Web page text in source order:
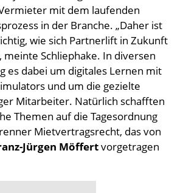
mit dem laufenden
in der Branche. „Daher ist
wie sich Partnerlift in Zukunft
meinte Schliephake. In diversen
es dabei um digitales Lernen mit
und um die gezielte
Mitarbeiter. Natürlich schafften
Themen auf die Tagesordnung
Mietvertragsrecht, das von
Jürgen Möffertvorgetragen